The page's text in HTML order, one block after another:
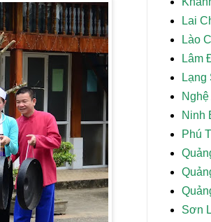
Lai
Lào
Lâm
Lạng
Nghệ
Ninh
Phú
Sơn